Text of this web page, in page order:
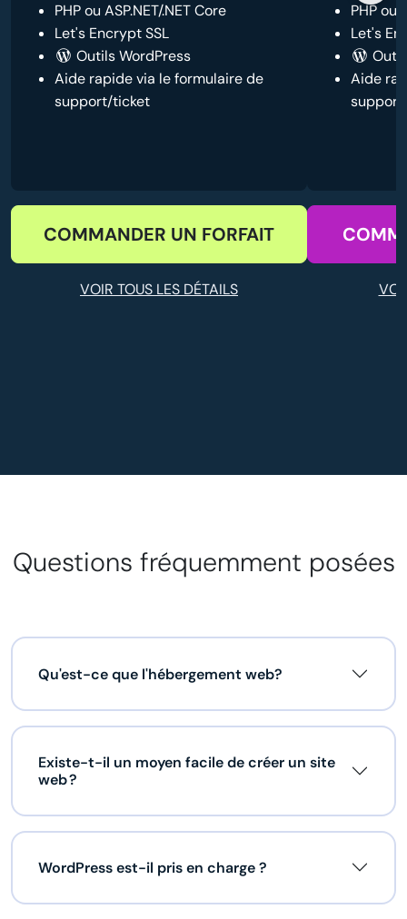
PHP ou ASP.NET/.NET Core
Let's Encrypt SSL
Outils WordPress
Aide rapide via le formulaire de
support/ticket
COMMANDER UN FORFAIT
VOIR TOUS LES DÉTAILS
PHP ou
Let's
Aide
Questions fréquemment posées
Qu'est-ce que l'hébergement web?
Existe-t-il un moyen facile de créer un site
web ?
WordPress est-il pris en charge ?